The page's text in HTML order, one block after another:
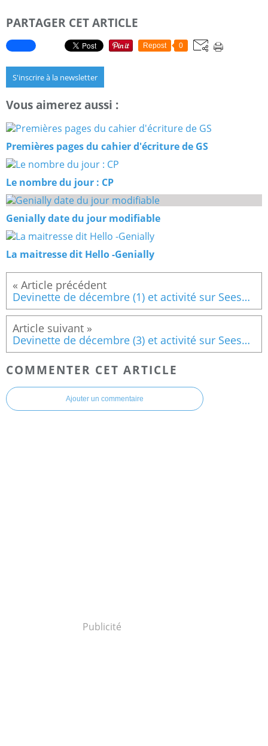
PARTAGER CET ARTICLE
Repost 0
S'inscrire à la newsletter
Vous aimerez aussi :
Premières pages du cahier d'écriture de GS
Le nombre du jour : CP
Genially date du jour modifiable
La maitresse dit Hello -Genially
Devinette de décembre (1) et activité sur Seesaw
Devinette de décembre (3) et activité sur Seesaw
COMMENTER CET ARTICLE
Ajouter un commentaire
Publicité